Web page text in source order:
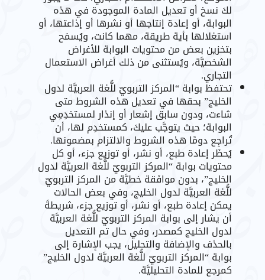
لكَ نسخ أو تعديل المادة الموجودة في هذه
البوابة، أو إعادة إنتاجها أو نشرها أو إذاعتها، أو
استغلالها بأية طريقة، مهما كانت، ويُسمَح
بتخزين بعض من محتويات البوابة للأغراض
الشخصيَّة، ويُستثنى من ذلك أغراض الاستعمال
التجاري.
تحتفظ بوابة “المركز التربويّ للُّغة العربيَّة لدول
الخليج” بحقها في تعديل هذه الشروط متى
شاءت، ودون سابق إشعار أو إنذار لمستخدِمِي
البوابة؛ حيث يتوجَّب عليكَ، كمستخدِم لها، أن
تُراجِع دومًا هذه الشروط والالتزام بمضمونها.
يُحظَر إعادة طبع، أو نشر، أو توزيع جزء، أو كل
محتويات بوابة “المركز التربويّ للُّغة العربيَّة لدول
الخليج”، بدون موافَقة خطيَّة من المركز التربويّ
للُّغة العربيَّة لدول الخليج، وفي بعض الحالات
يمكن إعادة طبع، أو نشر، أو توزيع جزء، شريطةَ
أن يشار إلى بوابة المركز التربويّ للُّغة العربيَّة
لدول الخليج كمصدر، وفي حال تم التعديل
بالحذف والإضافة والتحليل، يجب الإشارة إلى
بوابة “المركز التربويّ للُّغة العربيَّة لدول الخليج”
كمرجع للمادة التحليليَّة.